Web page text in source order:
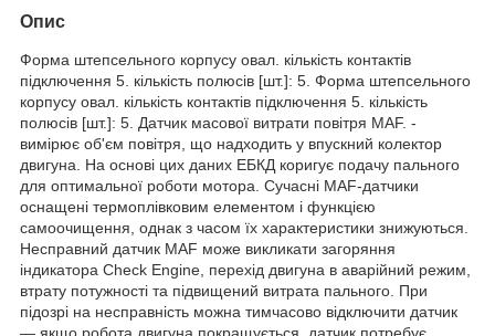
Опис
Форма штепсельного корпусу овал. кількість контактів
підключення 5. кількість полюсів [шт.]: 5. Форма штепсельного
корпусу овал. кількість контактів підключення 5. кількість
полюсів [шт.]: 5. Датчик масової витрати повітря MAF. -
вимірює об'єм повітря, що надходить у впускний колектор
двигуна. На основі цих даних ЕБКД коригує подачу пального
для оптимальної роботи мотора. Сучасні MAF-датчики
оснащені термоплівковим елементом і функцією
самоочищення, однак з часом їх характеристики знижуються.
Несправний датчик MAF може викликати загоряння
індикатора Check Engine, перехід двигуна в аварійний режим,
втрату потужності та підвищений витрата пального. При
підозрі на несправність можна тимчасово відключити датчик
— якщо робота двигуна покращується, датчик потребує